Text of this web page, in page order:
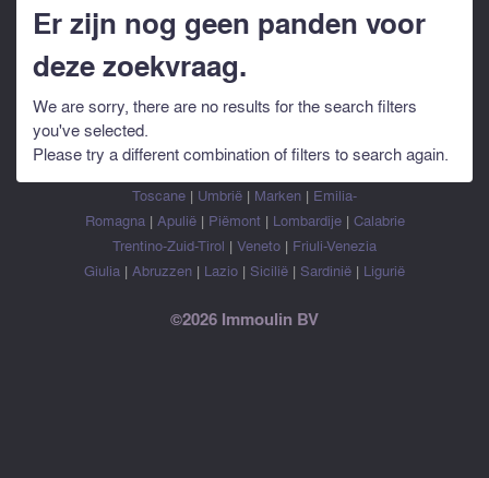
Er zijn nog geen panden voor
deze zoekvraag.
We are sorry, there are no results for the search filters
you've selected.
Please try a different combination of filters to search again.
Toscane | Umbrië | Marken | Emilia-
Romagna| Apulië| Piëmont| Lombardije| Calabrie
Trentino-Zuid-Tirol | Veneto | Friuli-Venezia
Giulia | Abruzzen | Lazio | Sicilië | Sardinië | Ligurië
©2026 Immoulin BV